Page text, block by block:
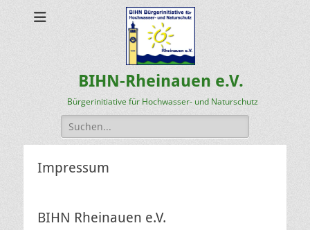
BIHN-Rheinauen e.V.
Bürgerinitiative für Hochwasser- und Naturschutz
Suchen
nach:
Impressum
BIHN Rheinauen e.V.